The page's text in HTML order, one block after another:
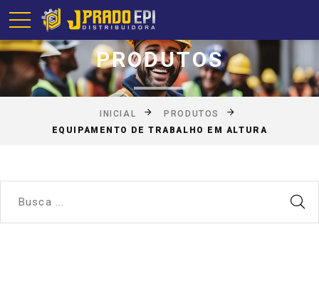
PRODUTOS
INICIAL
PRODUTOS
EQUIPAMENTO DE TRABALHO EM ALTURA